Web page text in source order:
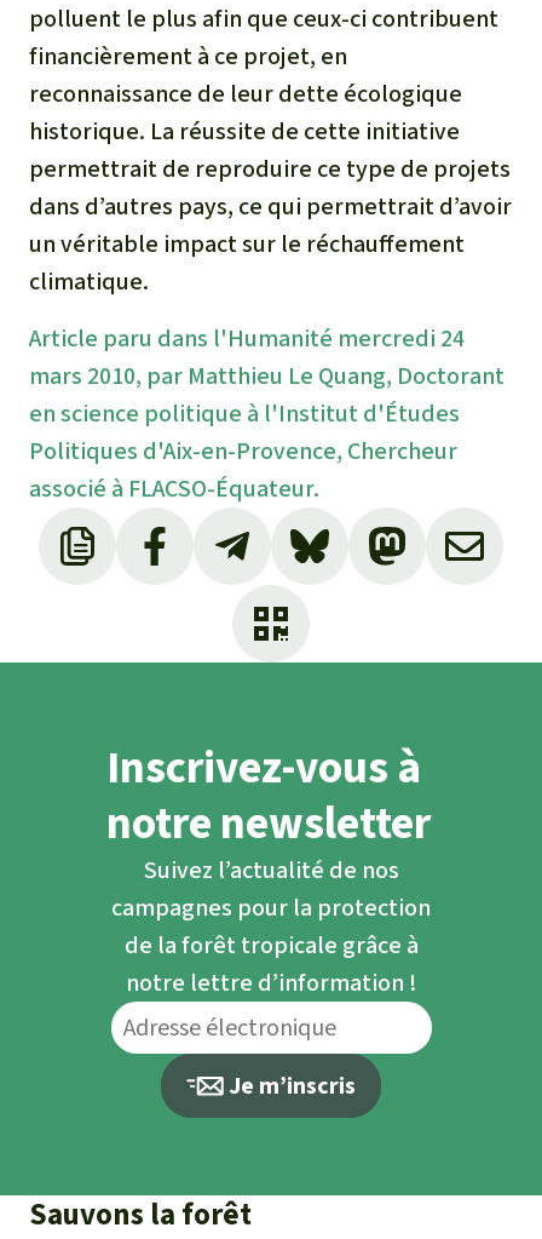
polluent le plus afin que ceux-ci contribuent
financièrement à ce projet, en
reconnaissance de leur dette écologique
historique. La réussite de cette initiative
permettrait de reproduire ce type de projets
dans d’autres pays, ce qui permettrait d’avoir
un véritable impact sur le réchauffement
climatique.
Article paru dans l'Humanité mercredi 24
mars 2010, par Matthieu Le Quang, Doctorant
en science politique à l'Institut d'Études
Politiques d'Aix-en-Provence, Chercheur
associé à FLACSO-Équateur.
Inscrivez-vous à
notre newsletter
Suivez l’actualité de nos
campagnes pour la protection
de la forêt tropicale grâce à
notre lettre d’information !
Je m’inscris
Sauvons la forêt